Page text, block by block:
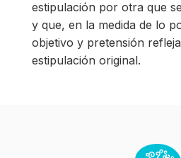
estipulación por otra que
y que, en la medida de lo
objetivo y pretensión
estipulación original.